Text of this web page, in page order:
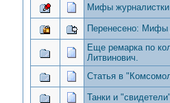
Мифы
Перенесено: Мифы
Еще ремарка по
Литвинович.
Статья в
Танки и "свидетели"